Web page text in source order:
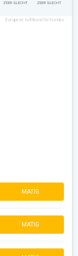
ZEER SLECHT ZEER SLECHT
Europese luchtkwaliteitsindex
MATIG
MATIG